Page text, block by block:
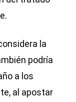
la
podría
a los
al apostar